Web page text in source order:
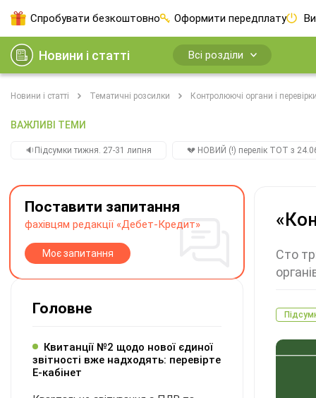
Спробувати безкоштовно Оформити передплату
Новини і статті Всі розділи
Новини і статті Тематичні розсилки Контролюючі органи і перевірки
ВАЖЛИВІ ТЕМИ
🔉Підсумки тижня. 27-31 липня 💔 НОВИЙ (!) перелік ТОТ з
Сто
Поставити запитання
фахівцям редакції «Дебет-Кредит»
Моє запитання
Головне
Квитанції №2 щодо нової єдиної
звітності вже надходять: перевірте
Е-кабінет